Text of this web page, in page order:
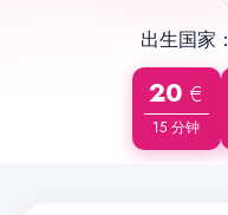
出生国家：
20 €
15 分钟